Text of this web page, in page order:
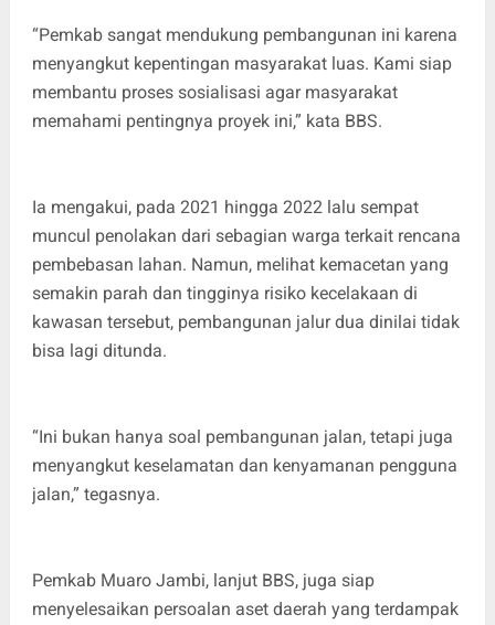
“Pemkab sangat mendukung pembangunan ini karena
menyangkut kepentingan masyarakat luas. Kami siap
membantu proses sosialisasi agar masyarakat
memahami pentingnya proyek ini,” kata BBS.
Ia mengakui, pada 2021 hingga 2022 lalu sempat
muncul penolakan dari sebagian warga terkait rencana
pembebasan lahan. Namun, melihat kemacetan yang
semakin parah dan tingginya risiko kecelakaan di
kawasan tersebut, pembangunan jalur dua dinilai tidak
bisa lagi ditunda.
“Ini bukan hanya soal pembangunan jalan, tetapi juga
menyangkut keselamatan dan kenyamanan pengguna
jalan,” tegasnya.
Pemkab Muaro Jambi, lanjut BBS, juga siap
menyelesaikan persoalan aset daerah yang terdampak